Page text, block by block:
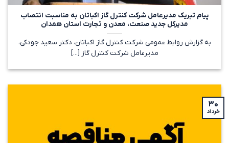
پیام تبریک مدیرعامل شرکت کنترل گاز اکباتان به مناسبت انتصاب
مدیرکل جدید صنعت، معدن و تجارت استان همدان
به گزارش روابط عمومی شرکت کنترل گاز اکباتان، دکتر سعید جودکی،
مدیرعامل شرکت کنترل گاز [...]
۳۰
خرداد